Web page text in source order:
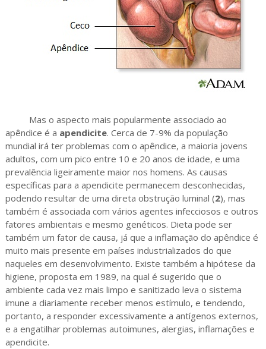
Mas o aspecto mais popularmente associado ao
apêndice é a apendicite. Cerca de 7-9% da população
mundial irá ter problemas com o apêndice, a maioria jovens
adultos, com um pico entre 10 e 20 anos de idade, e uma
prevalência ligeiramente maior nos homens. As causas
específicas para a apendicite permanecem desconhecidas,
podendo resultar de uma direta obstrução luminal (2), mas
também é associada com vários agentes infecciosos e outros
fatores ambientais e mesmo genéticos. Dieta pode ser
também um fator de causa, já que a inflamação do apêndice é
muito mais presente em países industrializados do que
naqueles em desenvolvimento. Existe também a hipótese da
higiene, proposta em 1989, na qual é sugerido que o
ambiente cada vez mais limpo e sanitizado leva o sistema
imune a diariamente receber menos estímulo, e tendendo,
portanto, a responder excessivamente a antígenos externos,
e a engatilhar problemas autoimunes, alergias, inflamações e
apendicite.